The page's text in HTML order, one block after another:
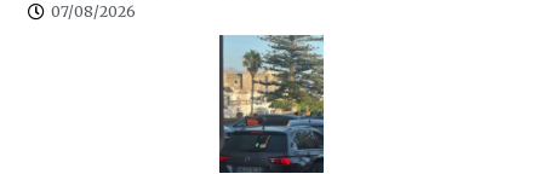
07/08/2026